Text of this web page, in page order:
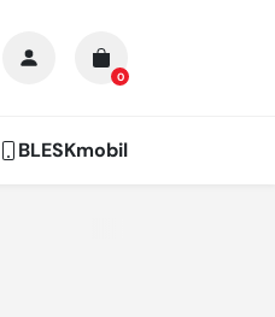
0
BLESKmobil